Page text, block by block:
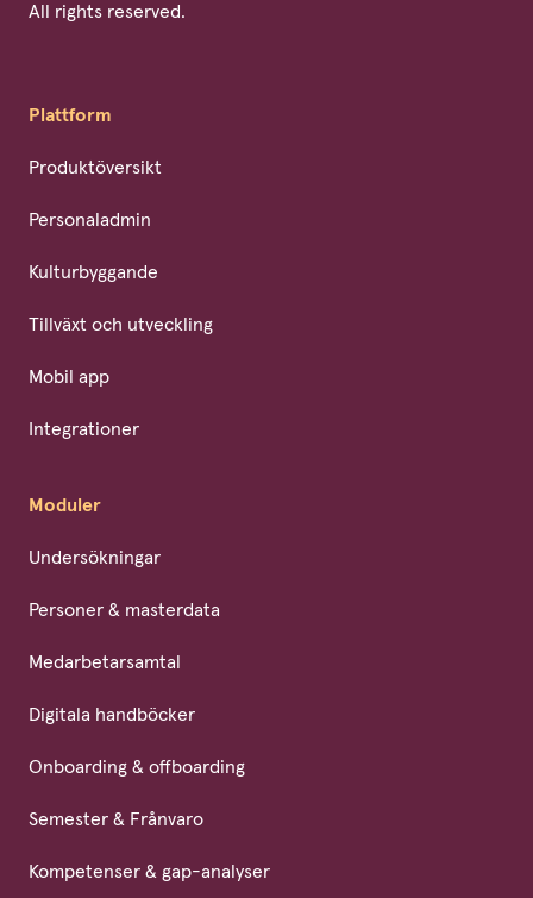
All rights reserved.
Plattform
Produktöversikt
Personaladmin
Kulturbyggande
Tillväxt och utveckling
Mobil app
Integrationer
Moduler
Undersökningar
Personer & masterdata
Medarbetarsamtal
Digitala handböcker
Onboarding & offboarding
Semester & Frånvaro
Kompetenser & gap-analyser